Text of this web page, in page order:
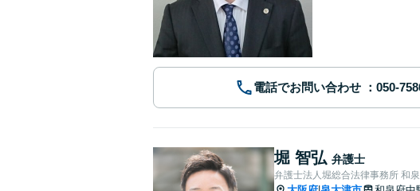
電話でお問い合わせ
堀 智弘 弁護士
弁護士法人堀総合法律事務所 和